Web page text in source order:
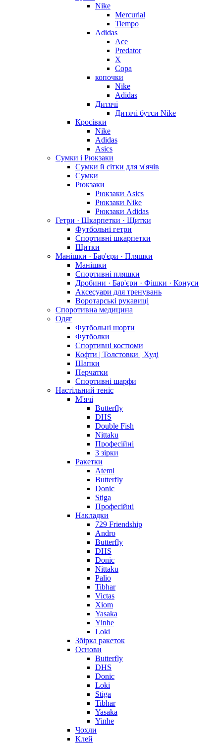
Nike
Mercurial
Tiempo
Adidas
Ace
Predator
X
Copa
копочки
Nike
Adidas
Дитячі
Дитячі бутси Nike
Кросівки
Nike
Adidas
Asics
Сумки і Рюкзаки
Сумки й сітки для м'ячів
Сумки
Рюкзаки
Рюкзаки Asics
Рюкзаки Nike
Рюкзаки Adidas
Гетри · Шкарпетки · Щитки
Футбольні гетри
Спортивні шкарпетки
Щитки
Манішки · Бар'єри · Пляшки
Манішки
Спортивні пляшки
Дробини · Бар'єри · Фішки · Конуси
Аксесуари для тренувань
Воротарські рукавиці
Споротивна медицина
Одяг
Футбольні шорти
Футболки
Спортивні костюми
Кофти | Толстовки | Худі
Шапки
Перчатки
Спортивні шарфи
Настільний теніс
М'ячі
Butterfly
DHS
Double Fish
Nittaku
Професійні
3 зірки
Ракетки
Atemi
Butterfly
Donic
Stiga
Професійні
Накладки
729 Friendship
Andro
Butterfly
DHS
Donic
Nittaku
Palio
Tibhar
Victas
Xiom
Yasaka
Yinhe
Loki
Збірка ракеток
Основи
Butterfly
DHS
Donic
Loki
Stiga
Tibhar
Yasaka
Yinhe
Чохли
Клей